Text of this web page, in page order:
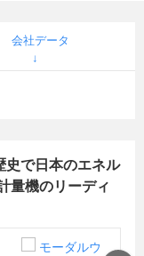
会社データ
史で日本のエネル
量機のリーディ